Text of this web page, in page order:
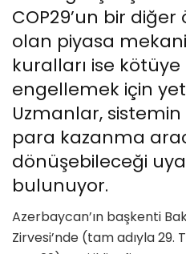
COP29’un bir
olan piyasa
kuralları ise kötüye
engellemek için
Uzmanlar,
para kazanma
dönüşebileceği
bulunuyor.
Azerbaycan’ın başkenti
Zirvesi’nde (tam adıyla 29.